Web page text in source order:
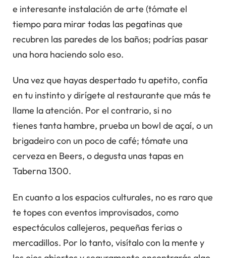
e interesante instalación de arte (tómate el
tiempo para mirar todas las pegatinas que
recubren las paredes de los baños; podrías pasar
una hora haciendo solo eso.
Una vez que hayas despertado tu apetito, confía
en tu instinto y dirígete al restaurante que más te
llame la atención. Por el contrario, si no
tienes tanta hambre, prueba un bowl de açaí, o un
brigadeiro con un poco de café; tómate una
cerveza en Beers, o degusta unas tapas en
Taberna 1300.
En cuanto a los espacios culturales, no es raro que
te topes con eventos improvisados, como
espectáculos callejeros, pequeñas ferias o
mercadillos. Por lo tanto, visítalo con la mente y